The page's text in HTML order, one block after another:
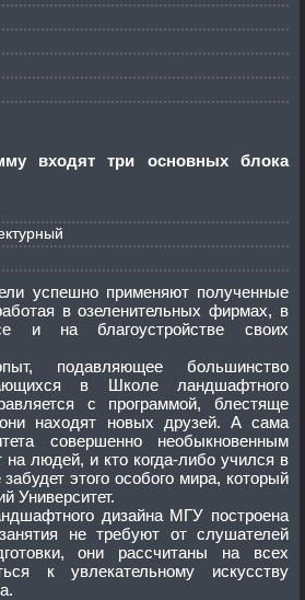
основных блока
успешно применяют полученные
своих
подавляющее большинство
с программой, блестяще
находят новых друзей. А сама
когда-либо учился в
этого особого мира, который
Университет.
дизайна МГУ построена
не требуют от слушателей
на всех
к увлекательному искусству